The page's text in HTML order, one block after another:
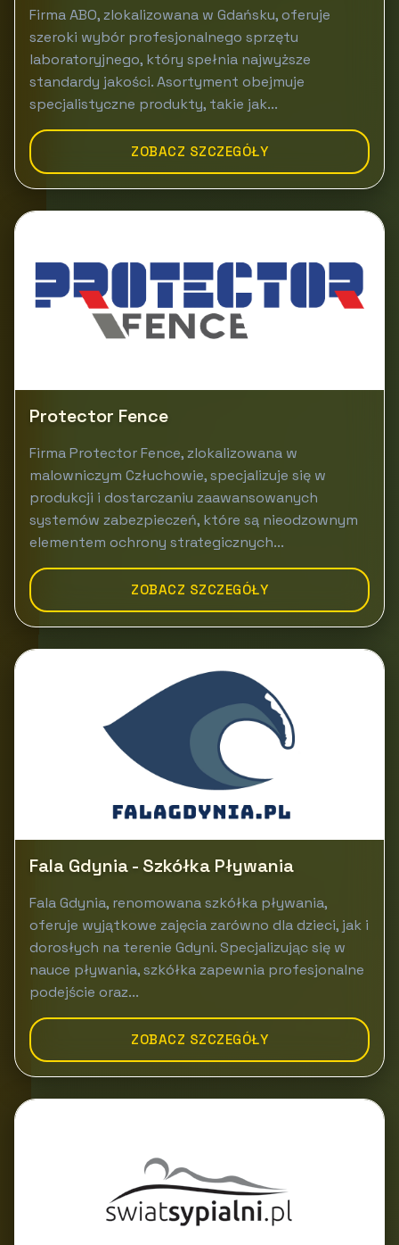
Firma ABO, zlokalizowana w Gdańsku, oferuje
szeroki wybór profesjonalnego sprzętu
laboratoryjnego, który spełnia najwyższe
standardy jakości. Asortyment obejmuje
specjalistyczne produkty, takie jak...
ZOBACZ SZCZEGÓŁY
Protector Fence
Firma Protector Fence, zlokalizowana w
malowniczym Człuchowie, specjalizuje się w
produkcji i dostarczaniu zaawansowanych
systemów zabezpieczeń, które są nieodzownym
elementem ochrony strategicznych...
ZOBACZ SZCZEGÓŁY
Fala Gdynia - Szkółka Pływania
Fala Gdynia, renomowana szkółka pływania,
oferuje wyjątkowe zajęcia zarówno dla dzieci, jak i
dorosłych na terenie Gdyni. Specjalizując się w
nauce pływania, szkółka zapewnia profesjonalne
podejście oraz...
ZOBACZ SZCZEGÓŁY